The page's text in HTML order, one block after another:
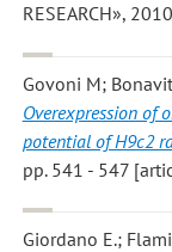
RESEARCH»,
Govoni M;
Overexpression of
potential of H9c2
pp. 541 - 547
Giordano E.;